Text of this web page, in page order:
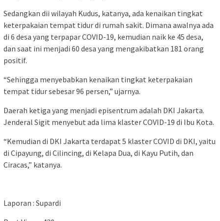
Sedangkan dii wilayah Kudus, katanya, ada kenaikan tingkat
keterpakaian tempat tidur di rumah sakit. Dimana awalnya ada
di 6 desa yang terpapar COVID-19, kemudian naik ke 45 desa,
dan saat ini menjadi 60 desa yang mengakibatkan 181 orang
positif.
“Sehingga menyebabkan kenaikan tingkat keterpakaian
tempat tidur sebesar 96 persen,” ujarnya.
Daerah ketiga yang menjadi episentrum adalah DKI Jakarta.
Jenderal Sigit menyebut ada lima klaster COVID-19 di Ibu Kota.
“Kemudian di DKI Jakarta terdapat 5 klaster COVID di DKI, yaitu
di Cipayung, di Cilincing, di Kelapa Dua, di Kayu Putih, dan
Ciracas,” katanya.
Laporan : Supardi